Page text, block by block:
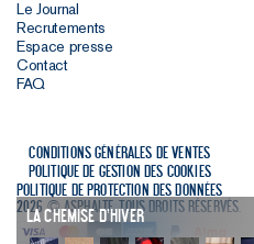
La Chemise d'Hiver
Le Journal
Recrutements
Espace presse
Contact
FAQ
Conditions générales de ventes
Politique de gestion des cookies
Politique de protection des données
2026 © Asphalte. Tous droits réservés.